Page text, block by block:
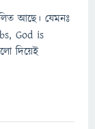
আছে। যেমনঃ
God is
দিয়েই